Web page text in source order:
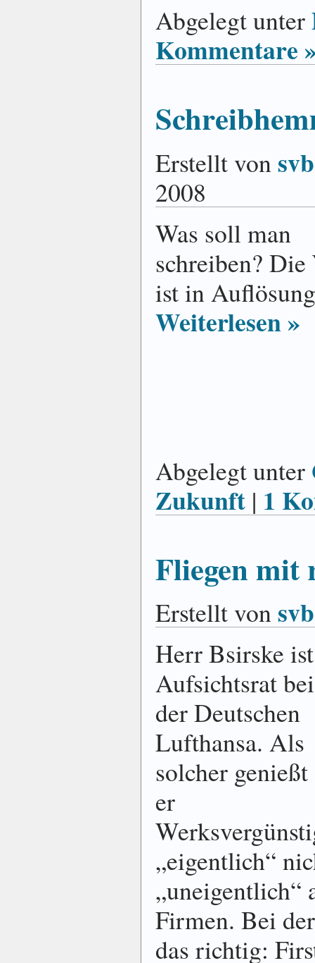
Abgelegt unter
Kommentare
Erstellt von svb
2008
Was soll man
schreiben?
ist in
Weiterlesen »
Abgelegt unter
Zukunft | 1
Fliegen mit
Erstellt vonsvb
Herr Bsirske ist
Aufsichtsrat bei
der Deutschen
Lufthansa. Als
solcher genießt
er
„eigentlich“
„uneigentlich“
Firmen. Bei
das richtig: